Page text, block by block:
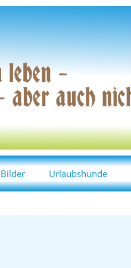
Bilder Urlaubshunde